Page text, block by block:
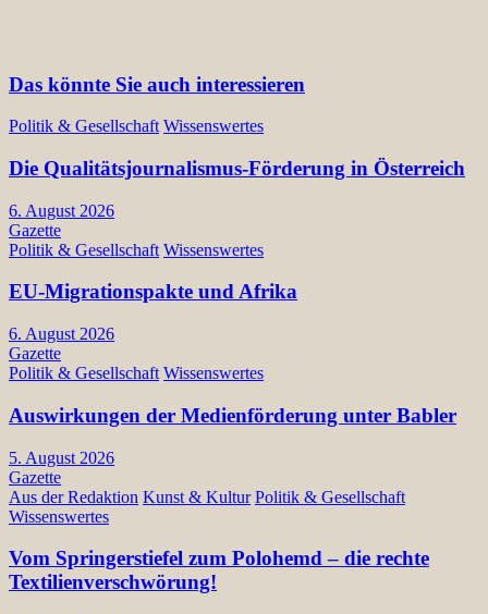
Das könnte Sie auch interessieren
Politik & Gesellschaft Wissenswertes
Die Qualitätsjournalismus-Förderung in Österreich
6. August 2026
Gazette
Politik & Gesellschaft Wissenswertes
EU-Migrationspakte und Afrika
6. August 2026
Gazette
Politik & Gesellschaft Wissenswertes
Auswirkungen der Medienförderung unter Babler
5. August 2026
Gazette
Aus der Redaktion Kunst & Kultur Politik & Gesellschaft
Wissenswertes
Vom Springerstiefel zum Polohemd – die rechte
Textilienverschwörung!